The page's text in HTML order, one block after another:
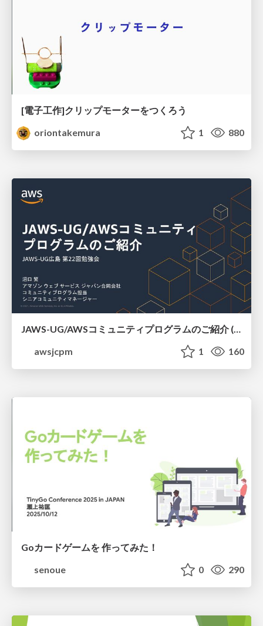
[電子工作]クリップモーターをつくろう
oriontakemura
1 880
awsjcpm
1 160
Goカードゲームを 作ってみた！
senoue
0 290